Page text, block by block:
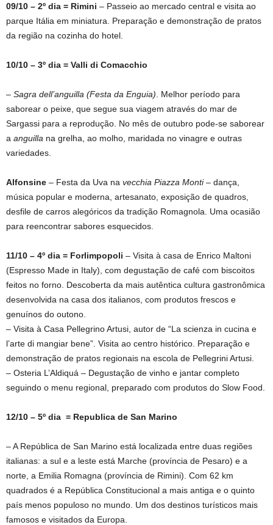
09/10 – 2º dia = Rimini – Passeio ao mercado central e visita ao
parque Itália em miniatura. Preparação e demonstração de pratos
da região na cozinha do hotel.
10/10 – 3º dia = Valli di Comacchio
– Sagra dell’anguilla (Festa da Enguia) . Melhor período para
saborear o peixe, que segue sua viagem através do mar de
Sargassi para a reprodução. No mês de outubro pode-se saborear
a anguilla na grelha, ao molho, maridada no vinagre e outras
variedades.
Alfonsine – Festa da Uva na vecchia Piazza Monti– dança,
música popular e moderna, artesanato, exposição de quadros,
desfile de carros alegóricos da tradição Romagnola. Uma ocasião
para reencontrar sabores esquecidos.
11/10 – 4º dia = Forlimpopoli – Visita à casa de Enrico Maltoni
(Espresso Made in Italy), com degustação de café com biscoitos
feitos no forno. Descoberta da mais autêntica cultura gastronômica
desenvolvida na casa dos italianos, com produtos frescos e
genuínos do outono.
– Visita à Casa Pellegrino Artusi, autor de “La scienza in cucina e
l’arte di mangiar bene”. Visita ao centro histórico. Preparação e
demonstração de pratos regionais na escola de Pellegrini Artusi.
– Osteria L’Aldiquá – Degustação de vinho e jantar completo
seguindo o menu regional, preparado com produtos do Slow Food.
12/10 – 5º dia = Republica de San Marino
– A República de San Marino está localizada entre duas regiões
italianas: a sul e a leste está Marche (província de Pesaro) e a
norte, a Emilia Romagna (província de Rimini). Com 62 km
quadrados é a República Constitucional a mais antiga e o quinto
país menos populoso no mundo. Um dos destinos turísticos mais
famosos e visitados da Europa.